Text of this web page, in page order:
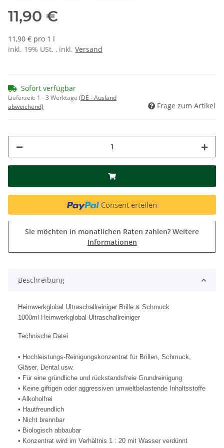
11,90 €
11,90 € pro 1 l
inkl. 19% USt. , inkl. Versand
Sofort verfügbar
Lieferzeit: 1 - 3 Werktage (DE - Ausland
abweichend)
Frage zum Artikel
Consent erteilen
Sie möchten in monatlichen Raten zahlen? Weitere
Informationen
Beschreibung
Heimwerkglobal Ultraschallreiniger Brille & Schmuck
1000ml Heimwerkglobal Ultraschallreiniger
Technische Datei
• Hochleistungs-Reinigungskonzentrat für Brillen, Schmuck,
Gläser, Dental usw.
• Für eine gründliche und rückstandsfreie Grundreinigung
• Keine giftigen oder aggressiven umweltbelastende Inhaltsstoffe
• Alkoholfrei
• Hautfreundlich
• Nicht brennbar
• Biologisch abbaubar
• Konzentrat wird im Verhältnis 1 : 20 mit Wasser verdünnt